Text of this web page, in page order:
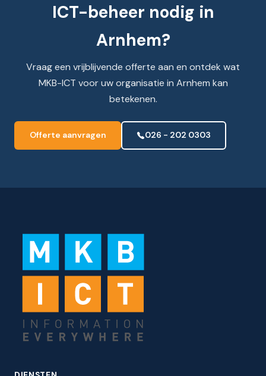
ICT-beheer nodig in
Arnhem?
Vraag een vrijblijvende offerte aan en ontdek wat
MKB-ICT voor uw organisatie in Arnhem kan
betekenen.
Offerte aanvragen 026 - 202 0303